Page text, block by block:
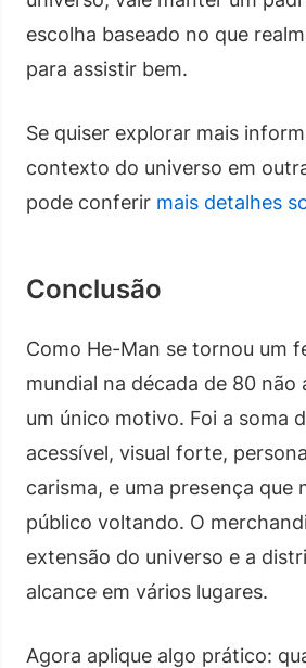
escolha baseado no que
para assistir bem.
Se quiser explorar mais
contexto do universo em
pode conferir mais detalhes
Conclusão
Como He-Man se tornou um
mundial na década de 80 não
um único motivo. Foi a soma
acessível, visual forte,
carisma, e uma presença que
público voltando. O
extensão do universo e a
alcance em vários lugares.
Agora aplique algo prático: